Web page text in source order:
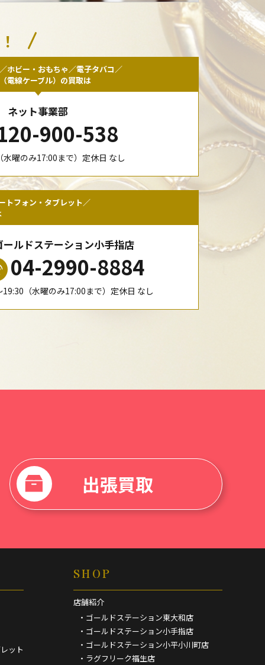
ホビー・おもちゃ／電子タバコ／
電線ケーブル）の買取は
ネット事業部
900-538
水曜のみ17:00まで）定休日 なし
トフォン・タブレット／
ールドステーション小手指店
04-2990-8884
19:30（水曜のみ17:00まで）定休日 なし
出張買取
ット
SHOP
店舗紹介
・ゴールドステーション東大和店
・ゴールドステーション小手指店
・ゴールドステーション小平小川町店
・ラグフリーク福生店